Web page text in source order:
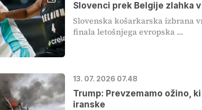
Slovenci prek Belgije zlahka
Slovenska košarkarska izbrana
finala letošnjega evropska ...
13. 07. 2026 07.48
Trump: Prevzemamo ožino,
iranske